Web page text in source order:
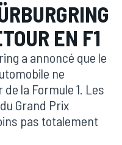
EN F1
a annoncé que le
ne
la Formule 1. Les
Grand Prix
pas totalement